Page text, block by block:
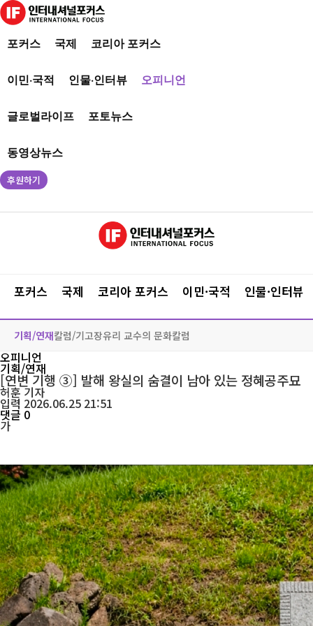
포커스 국제 코리아 포커스
이민·국적 인물·인터뷰 오피니언
글로벌라이프 포토뉴스
동영상뉴스
후원하기
포커스 국제 코리아 포커스 이민·국적 인물·인터뷰
기획/연재칼럼/기고장유리 교수의 문화칼럼
오피니언
기획/연재
[연변 기행 ③] 발해 왕실의 숨결이 남아 있는 정혜공주묘
허훈기자
입력 2026.06.25 21:51
댓글 0
가